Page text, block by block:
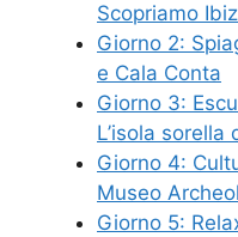
Scopriamo
Giorno 2:
e Cala Conta
Giorno 3:
L’isola sorella
Giorno 4:
Museo
Giorno 5: